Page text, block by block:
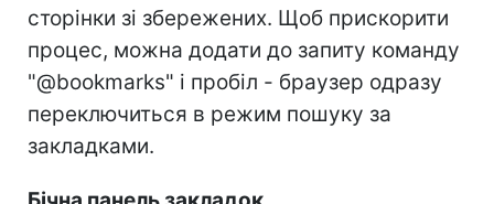
сторінки зі збережених. Щоб прискорити
процес, можна додати до запиту команду
"@bookmarks" і пробіл - браузер одразу
переключиться в режим пошуку за
закладками.